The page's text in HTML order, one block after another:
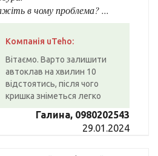
в чому проблема? ...
Компанія uTeho:
Вітаємо. Варто залишити
автоклав на хвилин 10
відстоятись, після чого
кришка зніметься легко
Галина, 0980202543
29.01.2024